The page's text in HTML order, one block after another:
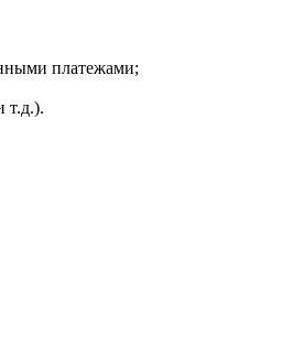
платежами;
т.д.).